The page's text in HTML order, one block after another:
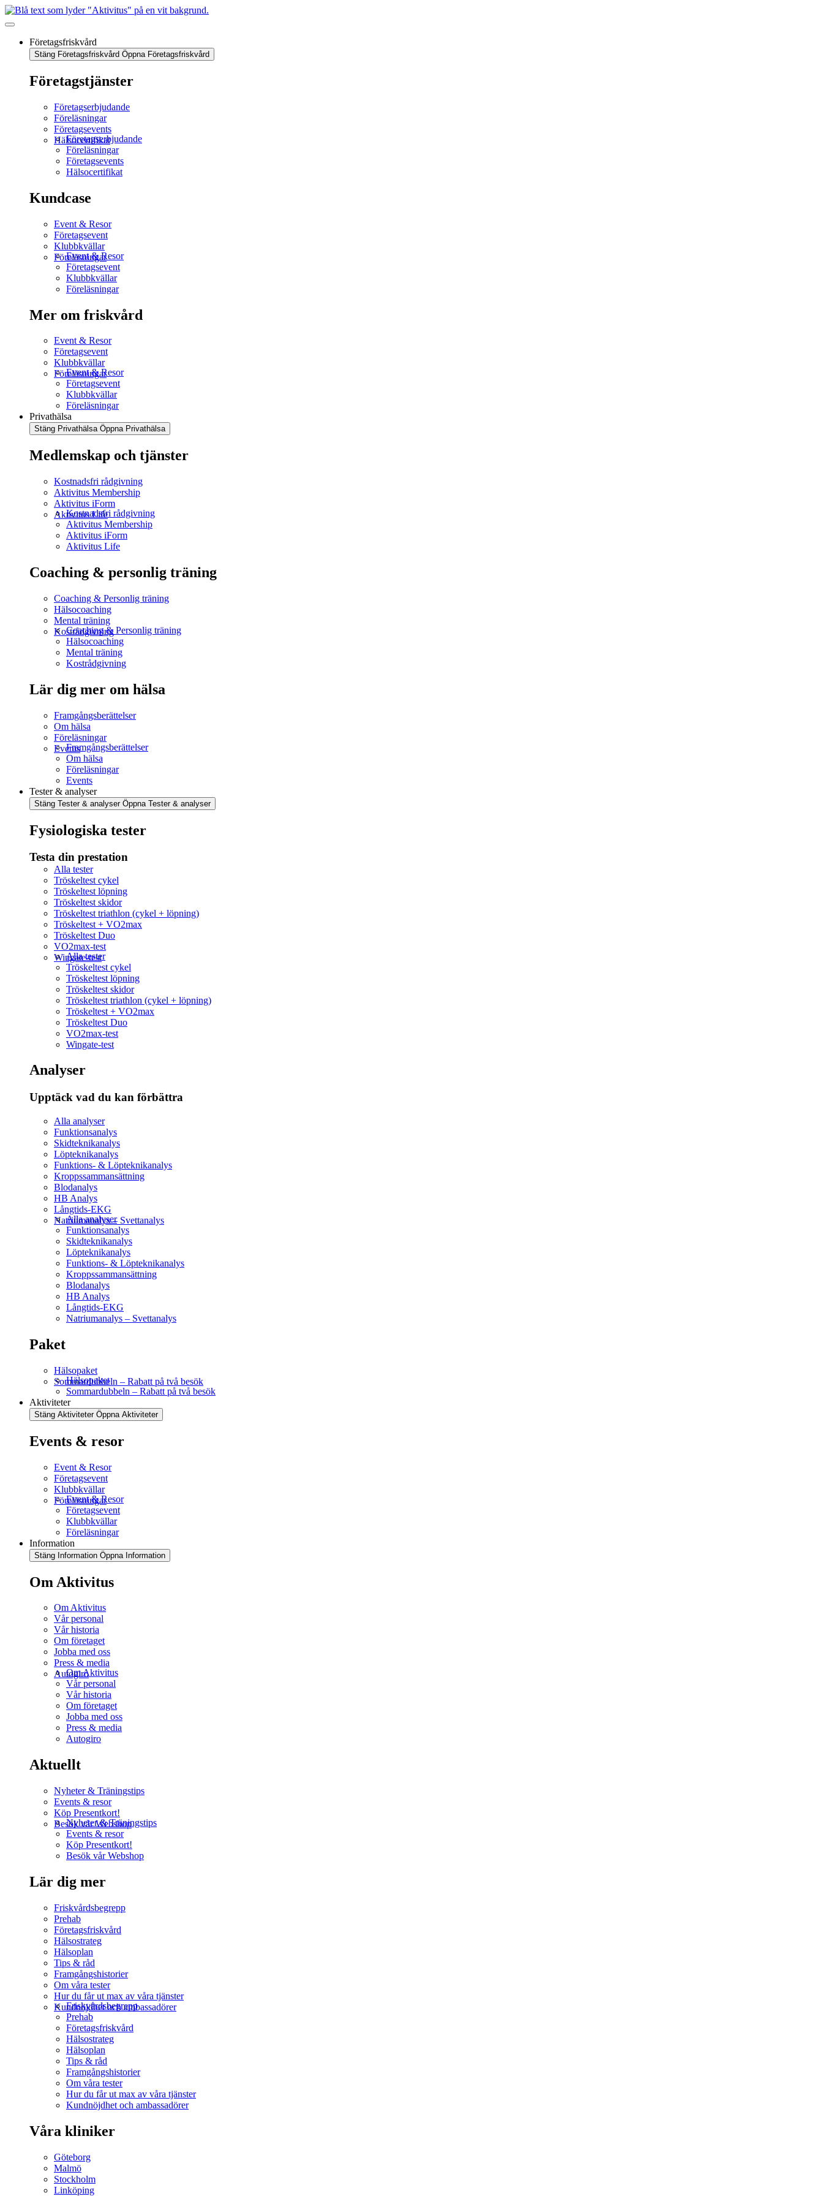
Företagsfriskvård
Stäng Företagsfriskvård Öppna Företagsfriskvård
Företagstjänster
Företagserbjudande
Föreläsningar
Företagsevents
Hälsocertifikat
Företagserbjudande
Föreläsningar
Företagsevents
Hälsocertifikat
Kundcase
Event & Resor
Företagsevent
Klubbkvällar
Föreläsningar
Event & Resor
Företagsevent
Klubbkvällar
Föreläsningar
Mer om friskvård
Event & Resor
Företagsevent
Klubbkvällar
Föreläsningar
Event & Resor
Företagsevent
Klubbkvällar
Föreläsningar
Privathälsa
Stäng Privathälsa Öppna Privathälsa
Medlemskap och tjänster
Kostnadsfri rådgivning
Aktivitus Membership
Aktivitus iForm
Aktivitus Life
Kostnadsfri rådgivning
Aktivitus Membership
Aktivitus iForm
Aktivitus Life
Coaching & personlig träning
Coaching & Personlig träning
Hälsocoaching
Mental träning
Kostrådgivning
Coaching & Personlig träning
Hälsocoaching
Mental träning
Kostrådgivning
Lär dig mer om hälsa
Framgångsberättelser
Om hälsa
Föreläsningar
EventsFramgångsberättelser
Om hälsa
Föreläsningar
Events
Tester & analyser
Stäng Tester & analyser Öppna Tester & analyser
Fysiologiska tester
Testa din prestation
Alla tester
Tröskeltest cykel
Tröskeltest löpning
Tröskeltest skidor
Tröskeltest triathlon (cykel + löpning)
Tröskeltest + VO2max
Tröskeltest Duo
VO2max-test
Wingate-test
Alla tester
Tröskeltest cykel
Tröskeltest löpning
Tröskeltest skidor
Tröskeltest triathlon (cykel + löpning)
Tröskeltest + VO2max
Tröskeltest Duo
VO2max-test
Wingate-test
Analyser
Upptäck vad du kan förbättra​
Alla analyser
Funktionsanalys
Skidteknikanalys
Löpteknikanalys
Funktions- & Löpteknikanalys
Kroppssammansättning
Blodanalys
HB Analys
Långtids-EKG
Natriumanalys – Svettanalys
Alla analyser
Funktionsanalys
Skidteknikanalys
Löpteknikanalys
Funktions- & Löpteknikanalys
Kroppssammansättning
Blodanalys
HB Analys
Långtids-EKG
Natriumanalys – Svettanalys
Paket
Hälsopaket
Sommardubbeln – Rabatt på två besök
Hälsopaket
Sommardubbeln – Rabatt på två besök
Aktiviteter
Stäng Aktiviteter Öppna Aktiviteter
Events & resor
Event & Resor
Företagsevent
Klubbkvällar
Föreläsningar
Event & Resor
Företagsevent
Klubbkvällar
Föreläsningar
Information
Stäng Information Öppna Information
Om Aktivitus
Om Aktivitus
Vår personal
Vår historia
Om företaget
Jobba med oss
Press & media
Autogiro
Om Aktivitus
Vår personal
Vår historia
Om företaget
Jobba med oss
Press & media
Autogiro
Aktuellt
Nyheter & Träningstips
Events & resor
Köp Presentkort!
Besök vår Webshop
Nyheter & Träningstips
Events & resor
Köp Presentkort!
Besök vår Webshop
Lär dig mer
Friskvårdsbegrepp
Prehab
Företagsfriskvård
Hälsostrateg
Hälsoplan
Tips & råd
Framgångshistorier
Om våra tester
Hur du får ut max av våra tjänster
Kundnöjdhet och ambassadörer
Friskvårdsbegrepp
Prehab
Företagsfriskvård
Hälsostrateg
Hälsoplan
Tips & råd
Framgångshistorier
Om våra tester
Hur du får ut max av våra tjänster
Kundnöjdhet och ambassadörer
Våra kliniker
Göteborg
Malmö
Stockholm
Linköping